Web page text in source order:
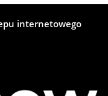
internetowego